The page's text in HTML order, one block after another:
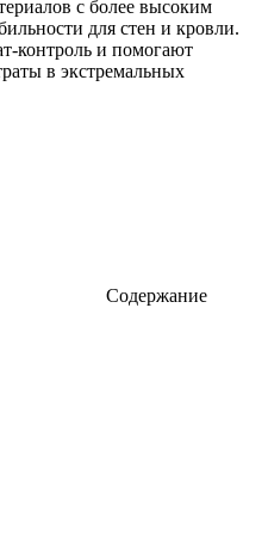
с более высоким
для стен и кровли.
контроль и помогают
в экстремальных
Содержание